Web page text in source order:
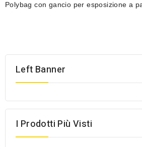
Polybag con gancio per esposizione a
Left Banner
I Prodotti Più Visti